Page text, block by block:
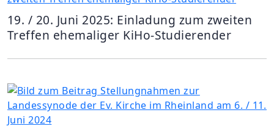
19. / 20. Juni 2025: Einladung zum zweiten
Treffen ehemaliger KiHo-Studierender